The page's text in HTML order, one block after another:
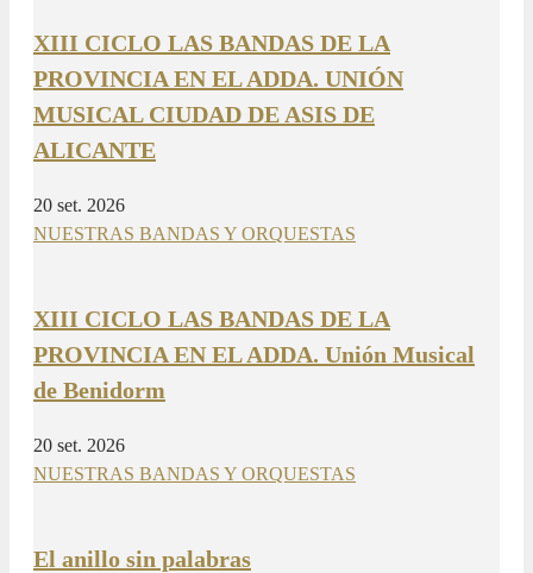
XIII CICLO LAS BANDAS DE LA
PROVINCIA EN EL ADDA. UNIÓN
MUSICAL CIUDAD DE ASIS DE
ALICANTE
20 set. 2026
NUESTRAS BANDAS Y ORQUESTAS
XIII CICLO LAS BANDAS DE LA
PROVINCIA EN EL ADDA. Unión Musical
de Benidorm
20 set. 2026
NUESTRAS BANDAS Y ORQUESTAS
El anillo sin palabras